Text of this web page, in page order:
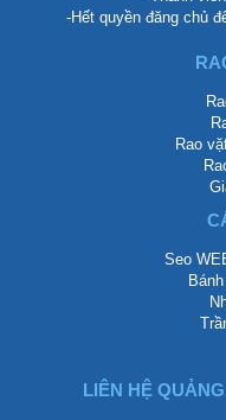
-Hết quyền đăng chủ
Rao
Seo
LIÊN HỆ